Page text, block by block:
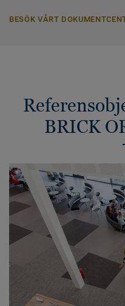
BESÖK VÅRT
BRICK